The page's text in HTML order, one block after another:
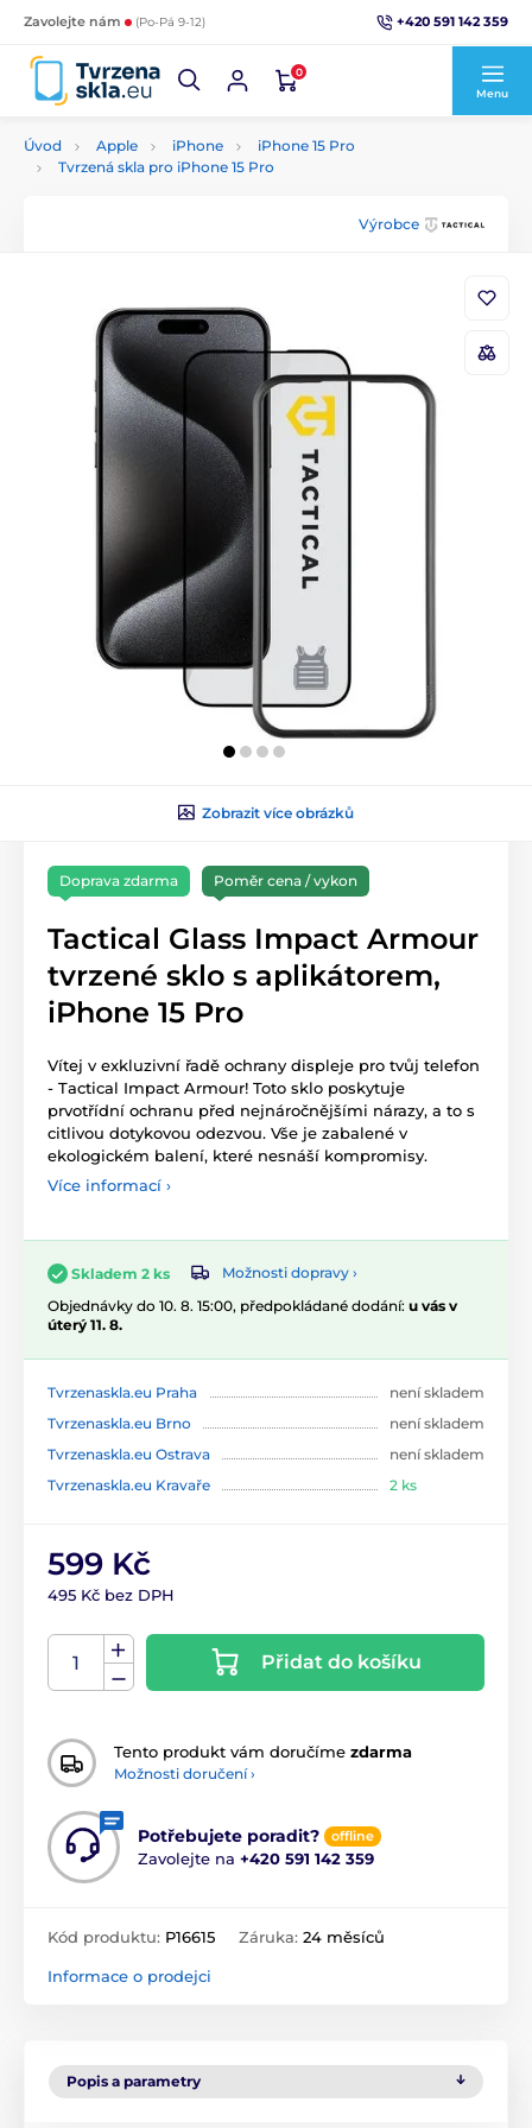
Zavolejte nám (Po-Pá 9-12) +420 591 142 359
0
Menu
Úvod Apple iPhone
iPhone 15 Pro
Tvrzená skla pro iPhone 15 Pro
Výrobce
Zobrazit více obrázků
Doprava zdarma Poměr cena / vykon
Tactical Glass Impact Armour
tvrzené sklo s aplikátorem,
iPhone 15 Pro
Vítej v exkluzivní řadě ochrany displeje pro tvůj telefon
- Tactical Impact Armour! Toto sklo poskytuje
prvotřídní ochranu před nejnáročnějšími nárazy, a to s
citlivou dotykovou odezvou. Vše je zabalené v
ekologickém balení, které nesnáší kompromisy.
Více informací ›
Skladem 2 ks
Možnosti dopravy ›
Objednávky do 10. 8. 15:00, předpokládané dodání: u vás v
úterý 11. 8.
Tvrzenaskla.eu Praha
není skladem
Tvrzenaskla.eu Brno
není skladem
Tvrzenaskla.eu Ostrava
není skladem
Tvrzenaskla.eu Kravaře
2 ks
599 Kč
495 Kč bez DPH
Přidat do košíku
Tento produkt vám doručíme zdarma
Možnosti doručení ›
Potřebujete poradit? offline
Zavolejte na +420 591 142 359
Kód produktu: P16615 Záruka: 24 měsíců
Informace o prodejci
Popis a parametry